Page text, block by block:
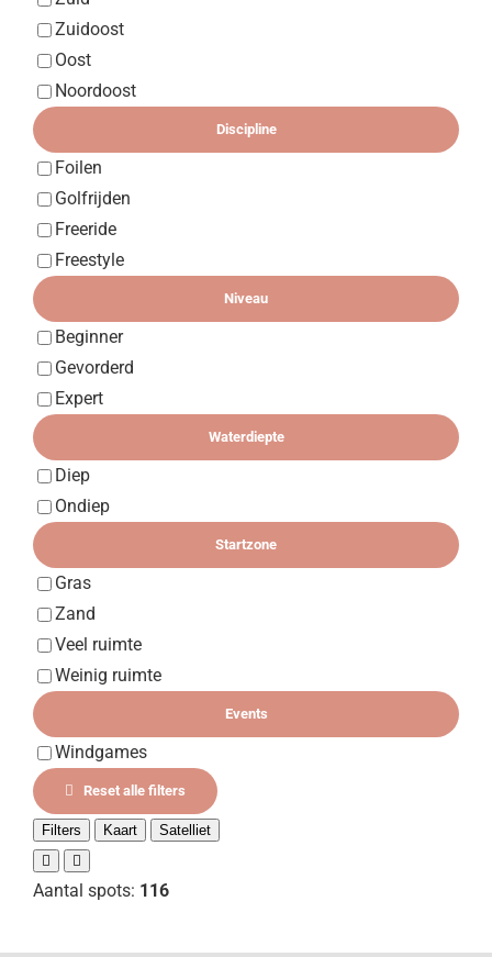
Zuidoost
Oost
Noordoost
Discipline
Foilen
Golfrijden
Freeride
Freestyle
Niveau
Beginner
Gevorderd
Expert
Waterdiepte
Diep
Ondiep
Startzone
Gras
Zand
Veel ruimte
Weinig ruimte
Events
Windgames
Reset alle filters
Filters Kaart Satelliet
Aantal spots: 116